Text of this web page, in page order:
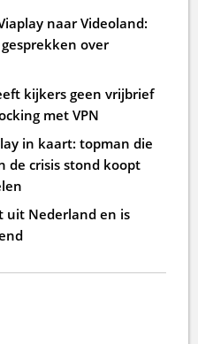
naar Videoland:
over
kijkers geen vrijbrief
met VPN
in kaart: topman die
de crisis stond koopt
uit Nederland en is